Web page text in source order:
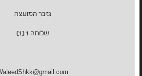
גזבר המועצה
שלוחה 1 (1)
WaleedShkk@gmail.com